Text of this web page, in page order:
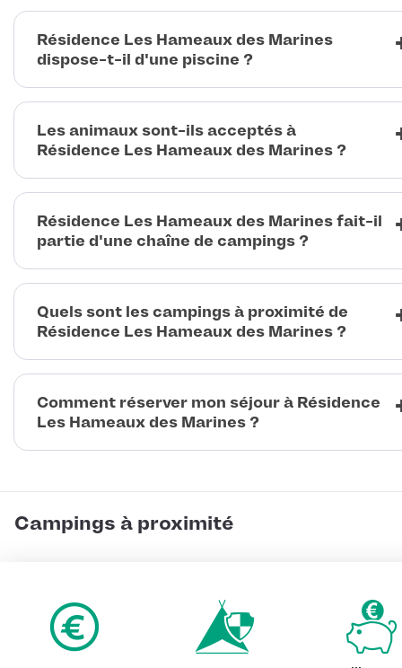
Résidence Les Hameaux des Marines
dispose-t-il d'une piscine ?
Les animaux sont-ils acceptés à
Résidence Les Hameaux des Marines ?
Résidence Les Hameaux des Marines fait-il
partie d'une chaîne de campings ?
Quels sont les campings à proximité de
Résidence Les Hameaux des Marines ?
Comment réserver mon séjour à Résidence
Les Hameaux des Marines ?
Campings à proximité